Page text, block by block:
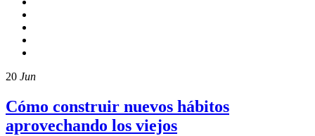
20 Jun
Cómo construir nuevos hábitos
aprovechando los viejos